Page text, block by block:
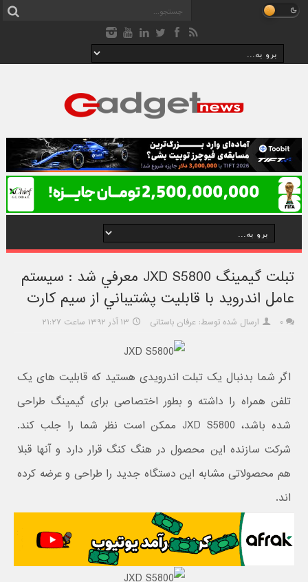
تبلت گيمينگ JXD S5800 معرفي شد : سيستم
عامل اندرويد با قابليت پشتيباني از سيم کارت
۰ ارسال شده توسط: عرفان باستانی ۱۳ آذر ۱۳۹۲ ساعت ۲۱:۲۷
اگر شما بدنبال یک تبلت اندرویدی هستید که قابلیت های یک
تلفن همراه را داشته و بطور اختصاصی برای گیمینگ طراحی
شده باشد، JXD S5800 ممکن است نظر شما را جلب کند.
شرکت سازنده این محصول در هنگ کنگ قرار دارد و آنها قبلا
هم محصولاتی مشابه این دستگاه جدید را طراحی و عرضه کرده
اند.